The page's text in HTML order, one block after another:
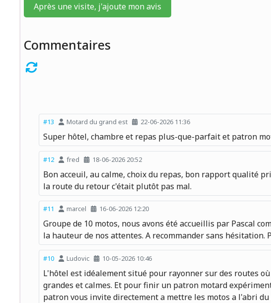
Après une visite, j'ajoute mon avis
Commentaires
#13 Motard du grand est 22-06-2026 11:36
Super hôtel, chambre et repas plus-que-parfait et patron
#12 fred 18-06-2026 20:52
Bon acceuil, au calme, choix du repas, bon rapport qualité
la route du retour c'était plutôt pas mal.
#11 marcel 16-06-2026 12:20
Groupe de 10 motos, nous avons été accueillis par Pascal
la hauteur de nos attentes. A recommander sans hésitation.
#10 Ludovic 10-05-2026 10:46
L'hôtel est idéalement situé pour rayonner sur des routes
grandes et calmes. Et pour finir un patron motard
patron vous invite directement a mettre les motos a l'abri du